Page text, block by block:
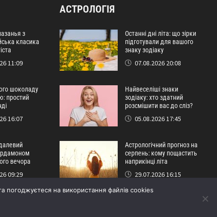
з
класика
11:09
шоколаду
простий
16:07
вечора
09:29
АСТРОЛОГІЯ
Останні дні літа: що зірки
підготували для вашого
знаку зодіаку
07.08.2026 20:08
Найвеселіші знаки
зодіаку: хто здатний
розсмішити вас до сліз?
05.08.2026 17:45
Астрологічний прогноз на
серпень: кому пощастить
наприкінці літа
29.07.2026 16:15
на використання файлів cookies